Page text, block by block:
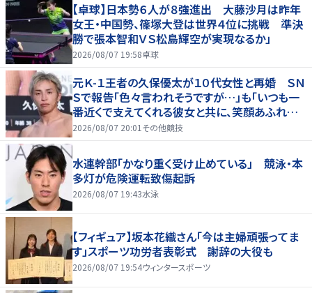
【卓球】日本勢６人が８強進出 大藤沙月は昨年
女王・中国勢、篠塚大登は世界４位に挑戦 準決
勝で張本智和ＶＳ松島輝空が実現なるか」
2026/08/07 19:58卓球
元Ｋ-１王者の久保優太が１０代女性と再婚 ＳＮ
Ｓで報告「色々言われそうですが…」も「いつも一
番近くで支えてくれる彼女と共に、笑顔あふれる
家庭を築いていきたい」
2026/08/07 20:01 その他競技
水連幹部「かなり重く受け止めている」 競泳・本
多灯が危険運転致傷起訴
2026/08/07 19:43水泳
【フィギュア】坂本花織さん「今は主婦頑張ってま
す」スポーツ功労者表彰式 謝辞の大役も
2026/08/07 19:54ウィンタースポーツ